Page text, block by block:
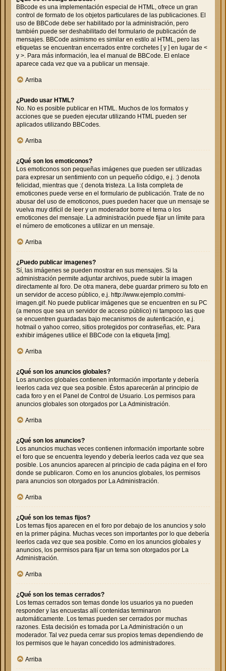
BBcode es una implementación especial de HTML, ofrece un gran
control de formato de los objetos particulares de las publicaciones. El
uso de BBCode debe ser habilitado por la administración, pero
también puede ser deshabilitado del formulario de publicación de
mensajes. BBCode asimismo es similar en estilo al HTML, pero las
etiquetas se encuentran encerrados entre corchetes [ y ] en lugar de <
y >. Para más información, lea el manual de BBCode. El enlace
aparece cada vez que va a publicar un mensaje.
Arriba
¿Puedo usar HTML?
No. No es posible publicar en HTML. Muchos de los formatos y
acciones que se pueden ejecutar utilizando HTML pueden ser
aplicados utilizando BBCodes.
Arriba
¿Qué son los emoticonos?
Los emoticonos son pequeñas imágenes que pueden ser utilizadas
para expresar un sentimiento con un pequeño código, e.j. :) denota
felicidad, mientras que :( denota tristeza. La lista completa de
emoticones puede verse en el formulario de publicación. Trate de no
abusar del uso de emoticonos, pues pueden hacer que un mensaje se
vuelva muy difícil de leer y un moderador borre el tema o los
emoticones del mensaje. La administración puede fijar un límite para
el número de emoticones a utilizar en un mensaje.
Arriba
¿Puedo publicar imagenes?
Sí, las imágenes se pueden mostrar en sus mensajes. Si la
administración permite adjuntar archivos, puede subir la imagen
directamente al foro. De otra manera, debe guardar primero su foto en
un servidor de acceso público, e.j. http://www.ejemplo.com/mi-
imagen.gif. No puede publicar imágenes que se encuentren en su PC
(a menos que sea un servidor de acceso público) ni tampoco las que
se encuentren guardadas bajo mecanismos de autenticación, e.j.
hotmail o yahoo correo, sitios protegidos por contraseñas, etc. Para
exhibir imágenes utilice el BBCode con la etiqueta [img].
Arriba
¿Qué son los anuncios globales?
Los anuncios globales contienen información importante y debería
leerlos cada vez que sea posible. Éstos aparecerán al principio de
cada foro y en el Panel de Control de Usuario. Los permisos para
anuncios globales son otorgados por La Administración.
Arriba
¿Qué son los anuncios?
Los anuncios muchas veces contienen información importante sobre
el foro que se encuentra leyendo y debería leerlos cada vez que sea
posible. Los anuncios aparecen al principio de cada página en el foro
donde se publicaron. Como en los anuncios globales, los permisos
para anuncios son otorgados por La Administración.
Arriba
¿Qué son los temas fijos?
Los temas fijos aparecen en el foro por debajo de los anuncios y solo
en la primer página. Muchas veces son importantes por lo que debería
leerlos cada vez que sea posible. Como en los anuncios globales y
anuncios, los permisos para fijar un tema son otorgados por La
Administración.
Arriba
¿Qué son los temas cerrados?
Los temas cerrados son temas donde los usuarios ya no pueden
responder y las encuestas allí contenidas terminaron
automáticamente. Los temas pueden ser cerrados por muchas
razones. Esta decisión es tomada por La Administración o un
moderador. Tal vez pueda cerrar sus propios temas dependiendo de
los permisos que le hayan concedido los administradores.
Arriba